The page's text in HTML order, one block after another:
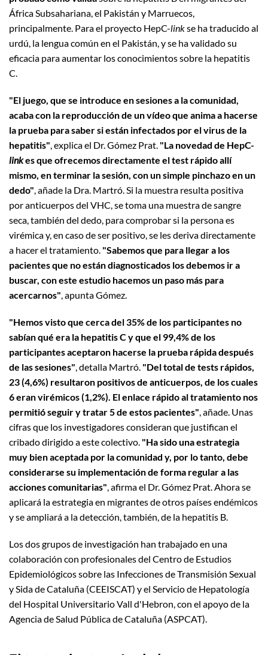
África Subsahariana, el Pakistán y Marruecos,
principalmente. Para el proyecto HepC-linkse ha traducido al
urdú, la lengua común en el Pakistán, y se ha validado su
eficacia para aumentar los conocimientos sobre la hepatitis
C.
"El juego, que se introduce en sesiones a la comunidad,
acaba con la reproducción de un vídeo que anima a hacerse
la prueba para saber si están infectados por el virus de la
hepatitis", explica el Dr. Gómez Prat. "La novedad de HepC-
linkes que ofrecemos directamente el test rápido allí
mismo, en terminar la sesión, con un simple pinchazo en un
dedo", añade la Dra. Martró. Si la muestra resulta positiva
por anticuerpos del VHC, se toma una muestra de sangre
seca, también del dedo, para comprobar si la persona es
virémica y, en caso de ser positivo, se les deriva directamente
a hacer el tratamiento. "Sabemos que para llegar a los
pacientes que no están diagnosticados los debemos ir a
buscar, con este estudio hacemos un paso más para
acercarnos", apunta Gómez.
"Hemos visto que cerca del 35% de los participantes no
sabían qué era la hepatitis C y que el 99,4% de los
participantes aceptaron hacerse la prueba rápida después
de las sesiones", detalla Martró. "Del total de tests rápidos,
23 (4,6%) resultaron positivos de anticuerpos, de los cuales
6 eran virémicos (1,2%). El enlace rápido al tratamiento nos
permitió seguir y tratar 5 de estos pacientes", añade. Unas
cifras que los investigadores consideran que justifican el
cribado dirigido a este colectivo. "Ha sido una estrategia
muy bien aceptada por la comunidad y, por lo tanto, debe
considerarse su implementación de forma regular a las
acciones comunitarias", afirma el Dr. Gómez Prat. Ahora se
aplicará la estrategia en migrantes de otros países endémicos
y se ampliará a la detección, también, de la hepatitis B.
Los dos grupos de investigación han trabajado en una
colaboración con profesionales del Centro de Estudios
Epidemiológicos sobre las Infecciones de Transmisión Sexual
y Sida de Cataluña (CEEISCAT) y el Servicio de Hepatología
del Hospital Universitario Vall d'Hebron, con el apoyo de la
Agencia de Salud Pública de Cataluña (ASPCAT).